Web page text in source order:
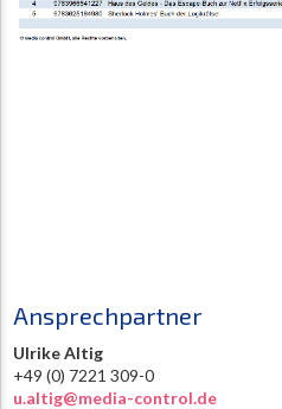
Ansprechpartner
Ulrike Altig
+49 (0) 7221 309-0
u.altig@media-control.de